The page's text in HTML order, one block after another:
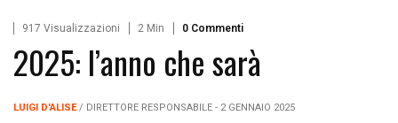
917 Visualizzazioni 2 Min 0 Commenti
2025: l’anno che sarà
LUIGI D'ALISE/ DIRETTORE RESPONSABILE - 2 GENNAIO 2025